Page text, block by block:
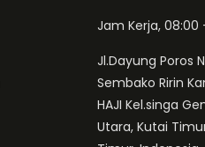
Jam Kerja, 08:00
Jl.Dayung Poros
Sembako Ririn
HAJI Kel.singa
Utara, Kutai